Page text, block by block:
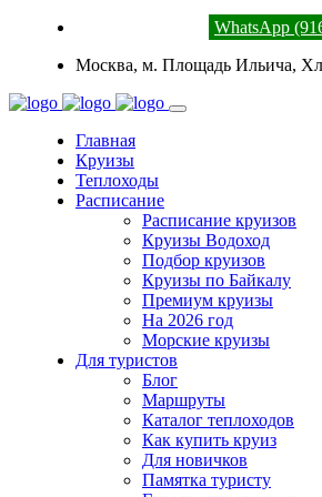
WhatsApp
Москва, м. Площадь Ильича,
Главная
Круизы
Теплоходы
Расписание
Расписание круизов
Круизы Водоход
Подбор круизов
Круизы по Байкалу
Премиум круизы
На 2026 год
Морские круизы
Для туристов
Блог
Маршруты
Каталог теплоходов
Как купить круиз
Для новичков
Памятка туристу